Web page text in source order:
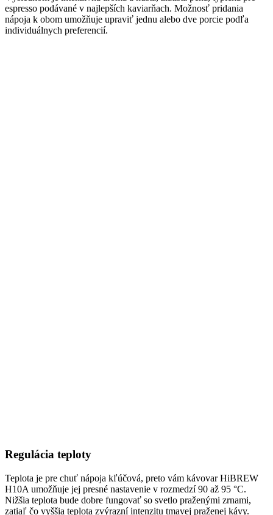
espresso podávané v najlepších kaviarňach. Možnosť pridania
nápoja k obom umožňuje upraviť jednu alebo dve porcie podľa
individuálnych preferencií.
Regulácia teploty
Teplota je pre chuť nápoja kľúčová, preto vám kávovar HiBREW
H10A umožňuje jej presné nastavenie v rozmedzí 90 až 95 °C.
Nižšia teplota bude dobre fungovať so svetlo praženými zrnami,
zatiaľ čo vyššia teplota zvýrazní intenzitu tmavej praženej kávy.